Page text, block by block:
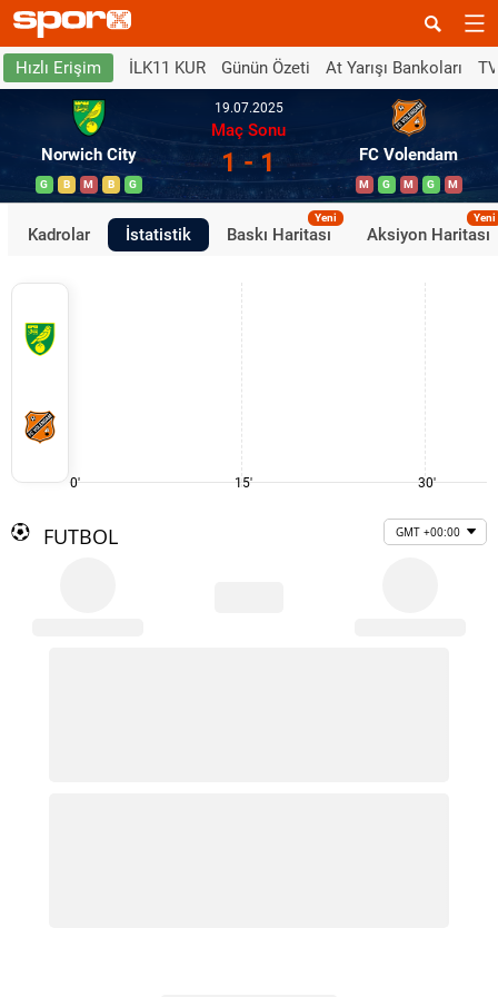
Hızlı Erişim İLK11 KUR Günün Özeti At Yarışı Bankoları
Norwich City
G B M B G
19.07.2025
Maç Sonu
1 - 1 FC Volendam
M G M G M
Kadrolar İstatistik Baskı Haritası
Yeni
Aksiyon Haritası
Yeni
0' 15' 30'
FUTBOL GMT +00:00